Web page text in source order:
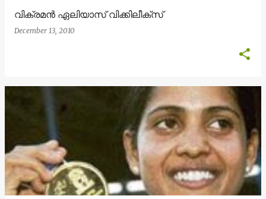
വിക്രമന്‍ ഏലിയാസ് വിക്കിലീക്സ്
December 13, 2010